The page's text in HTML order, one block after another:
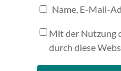
Name, E-Mail-
Mit der Nutzung
durch diese